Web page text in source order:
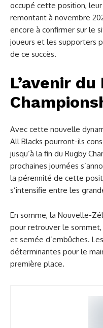
occupé cette position,
remontant à novembre
encore à confirmer sur le
joueurs et les supporters
de ce succès.
L’avenir du
Avec cette nouvelle
All Blacks pourront-ils
jusqu’à la fin du Rugby
prochaines journées
la pérennité de cette
s’intensifie entre les
En somme, la Nouvelle-
pour retrouver le
et semée d’embûches.
déterminantes pour le
première place.